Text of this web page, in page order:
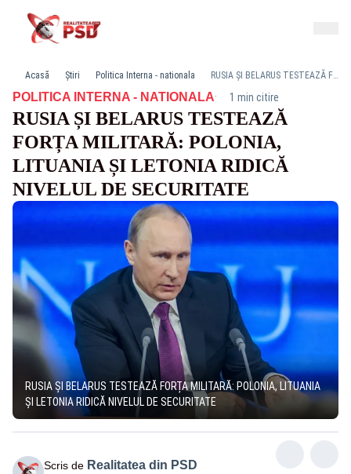
Acasă Știri Politica Interna - nationala RUSIA ȘI BELARUS TESTEAZĂ FORȚA MILITARĂ: POLONIA, LITUANIA ȘI LETONIA RIDICĂ NIVELUL DE SECURITATE
POLITICA INTERNA - NATIONALA· 1 min citire
RUSIA ȘI BELARUS TESTEAZĂ
FORȚA MILITARĂ: POLONIA,
LITUANIA ȘI LETONIA RIDICĂ
NIVELUL DE SECURITATE
RUSIA ȘI BELARUS TESTEAZĂ FORȚA MILITARĂ: POLONIA, LITUANIA
ȘI LETONIA RIDICĂ NIVELUL DE SECURITATE
Scris de Realitatea din PSD